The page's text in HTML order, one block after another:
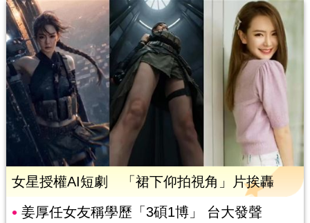
女星授權AI短劇 「裙下仰拍視角」片挨轟
姜厚任女友稱學歷「3碩1博」 台大發聲